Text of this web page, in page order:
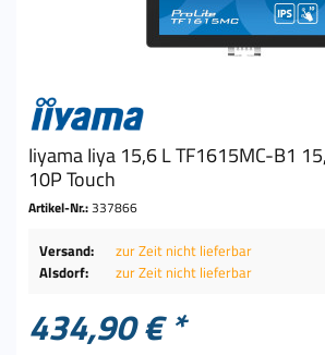
Iiyama Iiya 15,6 L TF1615MC-B1
10P Touch
Artikel-Nr.:337866
Versand:
zur Zeit nicht lieferbar
Alsdorf:
zur Zeit nicht lieferbar
434,90 € *